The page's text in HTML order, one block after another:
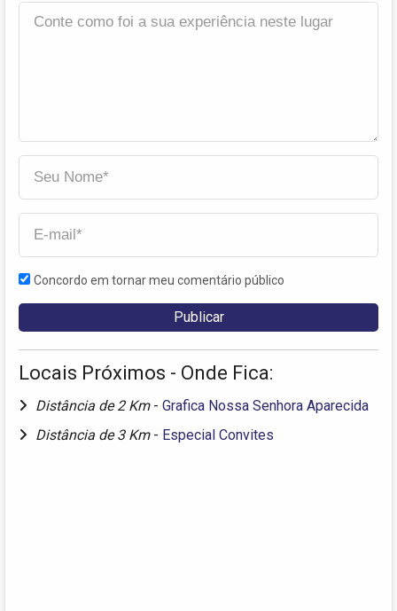
Concordo em tornar meu comentário público
Locais Próximos - Onde Fica:
Distância de 2 Km - Grafica Nossa Senhora Aparecida
Distância de 3 Km - Especial Convites